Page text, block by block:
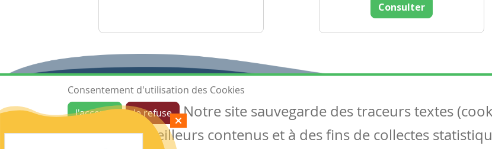
Consulter
Ressources
Les ressources
Articles
Tous les articles
Consentement d'utilisation des Cookies
J'accepte
Je refuse
Notre site sauvegarde des traceurs textes
garantir de meilleurs contenus et à des fins de collectes